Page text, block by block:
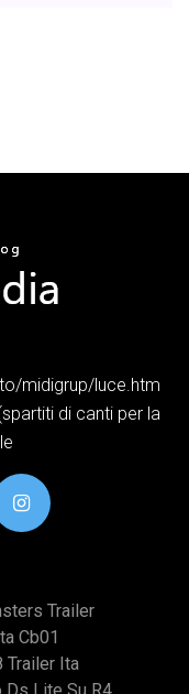
midigrup/luce.htm
di canti per la
Trailer
Cb01
Trailer Ita